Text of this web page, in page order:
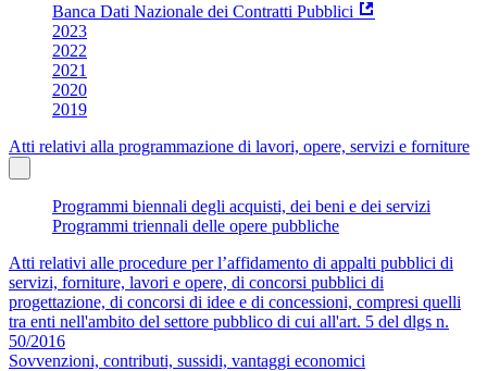
Banca Dati Nazionale dei Contratti Pubblici
2023
2022
2021
2020
2019
Atti relativi alla programmazione di lavori, opere, servizi e forniture
Programmi biennali degli acquisti, dei beni e dei servizi
Programmi triennali delle opere pubbliche
Atti relativi alle procedure per l’affidamento di appalti pubblici di
servizi, forniture, lavori e opere, di concorsi pubblici di
progettazione, di concorsi di idee e di concessioni, compresi quelli
tra enti nell'ambito del settore pubblico di cui all'art. 5 del dlgs n.
50/2016
Sovvenzioni, contributi, sussidi, vantaggi economici